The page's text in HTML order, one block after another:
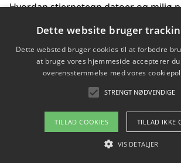
Hvordan stjernetegn datoer og miljø
Bæredygtige gadgets til en grønnere
Om / kontakt
Blog
Dette website bruger
Dette websted bruger cookies til at forbedre
at bruge vores hjemmeside accepterer
overensstemmelse med vores
STRENGT NØDVENDIGE
TILLAD COOKIES TILLAD IKKE
VIS DETALJER